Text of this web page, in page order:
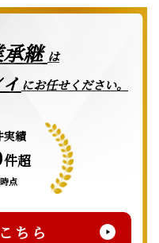
継は
にお任せください。
実績
件超
点
ちら